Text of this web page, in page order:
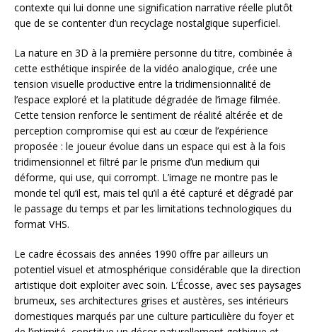
contexte qui lui donne une signification narrative réelle plutôt
que de se contenter d’un recyclage nostalgique superficiel.
La nature en 3D à la première personne du titre, combinée à
cette esthétique inspirée de la vidéo analogique, crée une
tension visuelle productive entre la tridimensionnalité de
l’espace exploré et la platitude dégradée de l’image filmée.
Cette tension renforce le sentiment de réalité altérée et de
perception compromise qui est au cœur de l’expérience
proposée : le joueur évolue dans un espace qui est à la fois
tridimensionnel et filtré par le prisme d’un medium qui
déforme, qui use, qui corrompt. L’image ne montre pas le
monde tel qu’il est, mais tel qu’il a été capturé et dégradé par
le passage du temps et par les limitations technologiques du
format VHS.
Le cadre écossais des années 1990 offre par ailleurs un
potentiel visuel et atmosphérique considérable que la direction
artistique doit exploiter avec soin. L’Écosse, avec ses paysages
brumeux, ses architectures grises et austères, ses intérieurs
domestiques marqués par une culture particulière du foyer et